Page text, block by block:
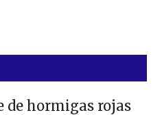
de hormigas rojas